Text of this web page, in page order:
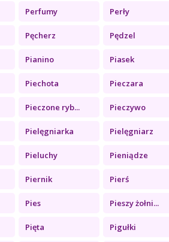
Perfumy Perły
Pęcherz Pędzel
Pianino Piasek
Piechota Pieczara
Pieczone ryb... Pieczywo
Pielęgniarka Pielęgniarz
Pieluchy Pieniądze
Piernik Pierś
Pies Pieszy żołni...
Pięta Pigułki